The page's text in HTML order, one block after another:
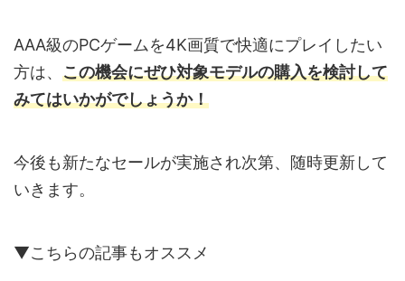
AAA級のPCゲームを4K画質で快適にプレイしたい
方は、 この機会にぜひ対象モデルの購入を検討して
みてはいかがでしょうか！
今後も新たなセールが実施され次第、随時更新して
いきます。
▼こちらの記事もオススメ